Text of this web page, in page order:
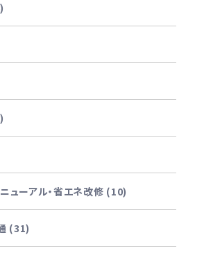
ューアル・省エネ改修 (10)
(31)